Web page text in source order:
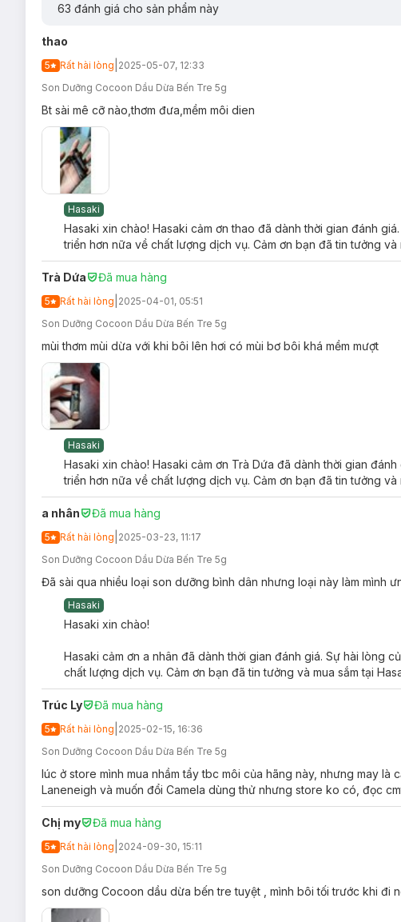
Độ an toàn:
Không chứa cồn
Không sulfate
Không paraben
Hướng dẫn bảo quản Son Dưỡng Cocoon Ben Tre
Nơi khô ráo thoáng mát.
Tránh ánh nắng trực tiếp, nơi có nhiệt độ cao hoặc ẩm ướt.
Đậy nắp kín sau khi sử dụng.
Ngày sản xuất:Xem chi tiết trên bao bì.
Lưu ý: Tác dụng có thể khác nhau tuỳ cơ địa của người dùng
63 đánh giá cho sản phẩm này
thao
5 Rất hài lòng 2025-05-07, 12:33
Son Dưỡng Cocoon Dầu Dừa Bến Tre 5g
Bt sài mê cỡ nào,thơm đưa,mềm môi dien
Hasaki
Hasaki xin chào! Hasaki cảm ơn thao đã dành thời gian đánh
triển hơn nữa về chất lượng dịch vụ. Cảm ơn bạn đã tin tưởng và
Trà Dứa Đã mua hàng
5 Rất hài lòng 2025-04-01, 05:51
Son Dưỡng Cocoon Dầu Dừa Bến Tre 5g
mùi thơm mùi dừa với khi bôi lên hơi có mùi bơ bôi khá mềm mượt
Hasaki
Hasaki xin chào! Hasaki cảm ơn Trà Dứa đã dành thời gian
triển hơn nữa về chất lượng dịch vụ. Cảm ơn bạn đã tin tưởng và
a nhân Đã mua hàng
5 Rất hài lòng 2025-03-23, 11:17
Son Dưỡng Cocoon Dầu Dừa Bến Tre 5g
Đã sài qua nhiều loại son dưỡng bình dân nhưng loại này làm mình
Hasaki
Hasaki xin chào!
Hasaki cảm ơn a nhân đã dành thời gian đánh giá. Sự hài lòng
chất lượng dịch vụ. Cảm ơn bạn đã tin tưởng và mua sắm tại
Trúc Ly Đã mua hàng
5 Rất hài lòng 2025-02-15, 16:36
Son Dưỡng Cocoon Dầu Dừa Bến Tre 5g
lúc ở store mình mua nhầm tẩy tbc môi của hãng này, nhưng may
Laneneigh và muốn đổi Camela dùng thử nhưng store ko có, đọc
Chị my Đã mua hàng
5 Rất hài lòng 2024-09-30, 15:11
Son Dưỡng Cocoon Dầu Dừa Bến Tre 5g
son dưỡng Cocoon dầu dừa bến tre tuyệt , mình bôi tối trước khi đi